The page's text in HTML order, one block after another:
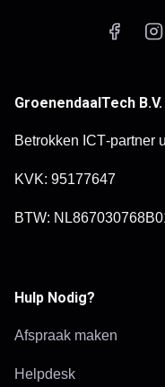
GroenendaalTech B.V.
Betrokken ICT‑partner
KVK: 95177647
BTW:
Hulp Nodig?
Afspraak maken
Helpdesk